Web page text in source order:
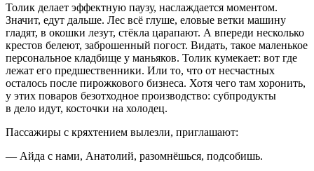
Толик делает эффектную паузу, наслаждается моментом.
Значит, едут дальше. Лес всё глуше, еловые ветки машину
гладят, в окошки лезут, стёкла царапают. А впереди несколько
крестов белеют, заброшенный погост. Видать, такое маленькое
персональное кладбище у маньяков. Толик кумекает: вот где
лежат его предшественники. Или то, что от несчастных
осталось после пирожкового бизнеса. Хотя чего там хоронить,
у этих поваров безотходное производство: субпродукты
в дело идут, косточки на холодец.
Пассажиры с кряхтением вылезли, приглашают:
— Айда с нами, Анатолий, разомнёшься, подсобишь.